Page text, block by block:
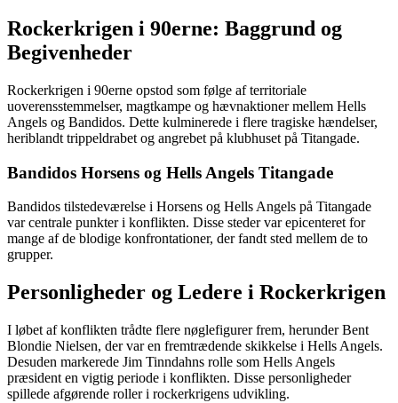
Rockerkrigen i 90erne: Baggrund og
Begivenheder
Rockerkrigen i 90erne opstod som følge af territoriale
uoverensstemmelser, magtkampe og hævnaktioner mellem Hells
Angels og Bandidos. Dette kulminerede i flere tragiske hændelser,
heriblandt trippeldrabet og angrebet på klubhuset på Titangade.
Bandidos Horsens og Hells Angels Titangade
Bandidos tilstedeværelse i Horsens og Hells Angels på Titangade
var centrale punkter i konflikten. Disse steder var epicenteret for
mange af de blodige konfrontationer, der fandt sted mellem de to
grupper.
Personligheder og Ledere i Rockerkrigen
I løbet af konflikten trådte flere nøglefigurer frem, herunder Bent
Blondie Nielsen, der var en fremtrædende skikkelse i Hells Angels.
Desuden markerede Jim Tinndahns rolle som Hells Angels
præsident en vigtig periode i konflikten. Disse personligheder
spillede afgørende roller i rockerkrigens udvikling.